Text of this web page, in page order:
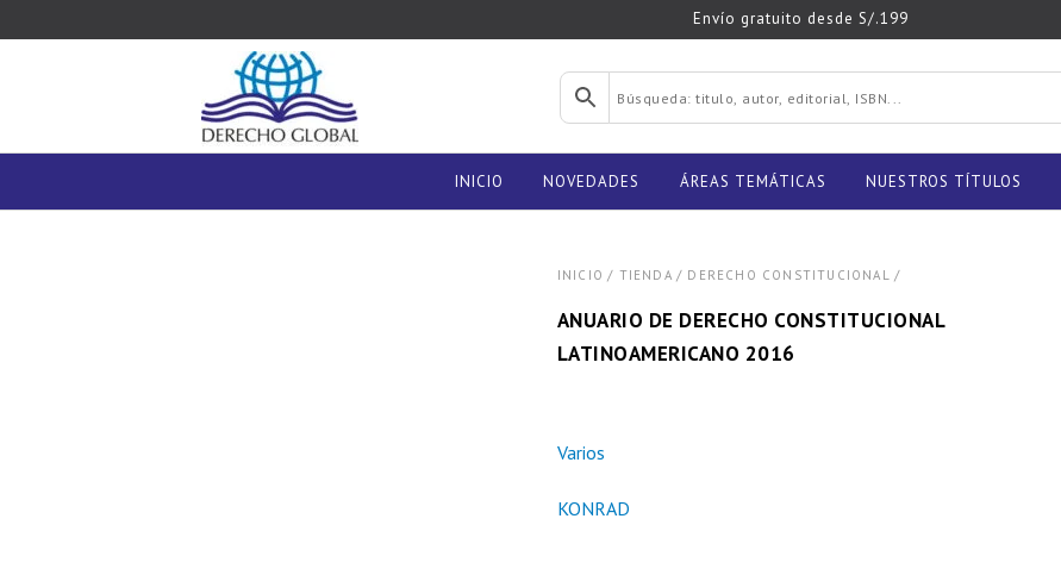
Envío gratuito desde S/.199
INICIO NOVEDADES ÁREAS TEMÁTICAS NUESTROS TÍTULOS
INICIO / TIENDA/ DERECHO CONSTITUCIONAL /
ANUARIO DE DERECHO CONSTITUCIONAL
LATINOAMERICANO 2016
Varios
KONRAD